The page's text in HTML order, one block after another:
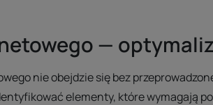
—
nie obejdzie się bez
elementy, które wymagają